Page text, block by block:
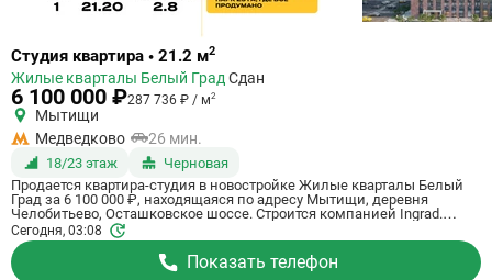
Ссылка
квартиру
Студия квартира • 21.2 м2
Жилые кварталы Белый Град Сдан
6 100 000 ₽287 736 ₽ / м2
Мытищи
Медведково
26 мин.
18/23 этаж
Черновая
Продается квартира-студия в новостройке Жилые кварталы Белый
Град за 6 100 000 ₽, находящаяся по адресу Мытищи, деревня
Челобитьево, Осташковское шоссе. Строится компанией Ingrad.
Квартира сдается в 3 квартале 2026 года с черновой отделкой, в 26
минутах на машине от станции метрополитена Медведково. Общая
площадь квартиры - 21.2 кв. м. Этаж 18 из 23. ID квартиры на
СтройкиРУ 759008, назовите его когда будете звонить.
Сегодня, 03:08
Показать телефон